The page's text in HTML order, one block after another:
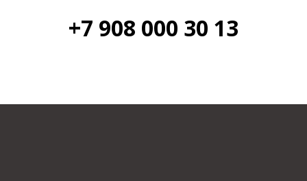
+7 908 000 30 13